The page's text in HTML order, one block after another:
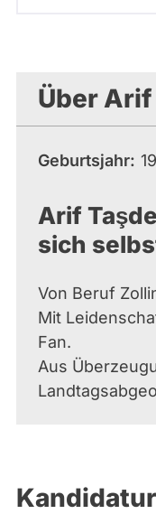
Über
Geburtsjahr
Arif
sich
Von Beruf
Mit
Fan.
Aus